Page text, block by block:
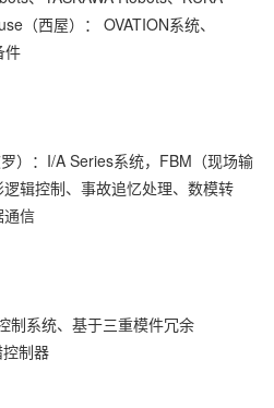
（西屋）： OVATION系统、
件
）：I/A Series系统，FBM（现场输
辑控制、事故追忆处理、数模转
通信
制系统、基于三重模件冗余
控制器